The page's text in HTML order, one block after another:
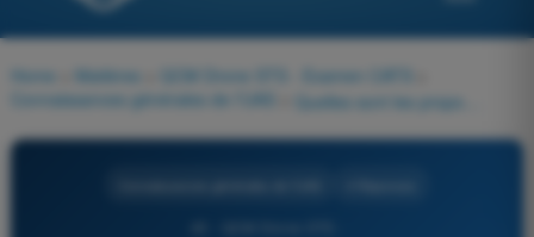
Home Matières QCM Drone STS - Examen CATS
Connaissances générales de l’UAS